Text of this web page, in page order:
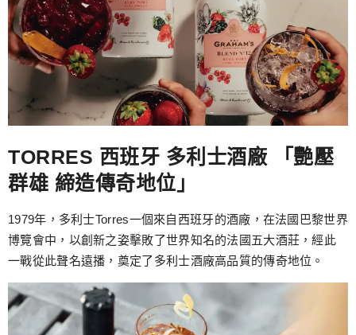
TORRES 西班牙 多利士酒廠 「艷壓
群雄 締造傳奇地位」
1979年，多利士Torres一個來自西班牙的酒廠，在法國巴黎世界
博覽會中，以創新之姿擊敗了世界知名的法國五大酒莊，經此
一戰從此聲名遠播，奠定了多利士酒廠高品質的傳奇地位。